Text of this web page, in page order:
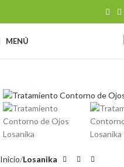
MENÚ
Inicio Losanika